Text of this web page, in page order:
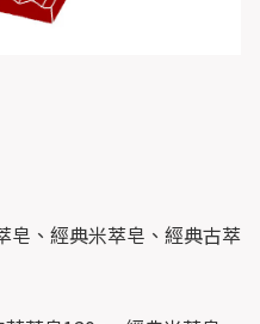
皂、經典米萃皂、經典古萃